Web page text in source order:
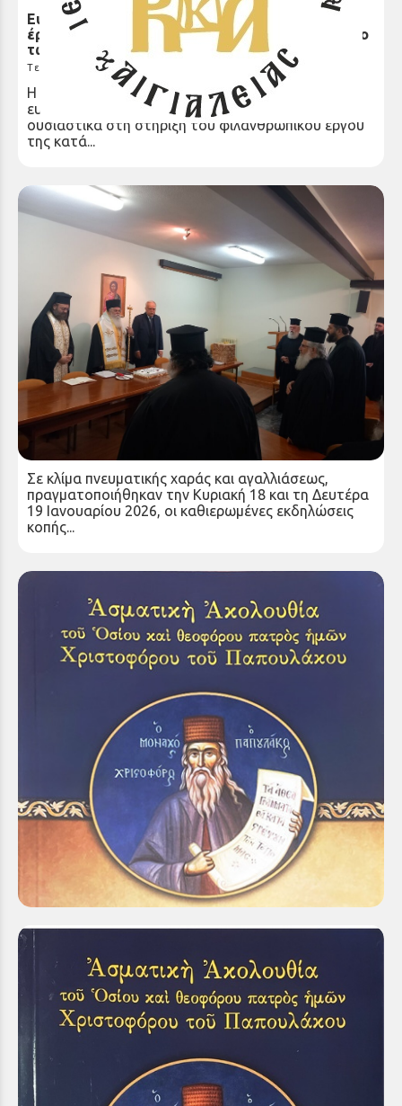
Ευχαριστίες για τη στήριξη του φιλανθρωπικού
έργου της Ιεράς Μητροπόλεως κατά την περίοδο
των Χριστουγέννων 2025
Τετάρτη 21 Ιαν 2026
Η Ιερά Μητρόπολη εκφράζει τις θερμότατες
ευχαριστίες της προς όλους όσοι συνέβαλαν
ουσιαστικά στη στήριξη του φιλανθρωπικού έργου
της κατά...
Κοπή βασιλόπιτας από τον Σεβασμιώτατο
Μητροπολίτη Καλαβρύτων και Αιγιαλείας κ.
Ιερώνυμο στα Καλάβρυτα
Δευτέρα 19 Ιαν 2026
Σε κλίμα πνευματικής χαράς και αγαλλιάσεως,
πραγματοποιήθηκαν την Κυριακή 18 και τη Δευτέρα
19 Ιανουαρίου 2026, οι καθιερωμένες εκδηλώσεις
κοπής...
Έκδοση Ασματικής Ακολουθίας Οσίου
Χριστοφόρου του Παπουλάκου
Δευτέρα 19 Ιαν 2026
Η Ιερά Μητρόπολη Καλαβρύτων και Αιγιαλείας
ευχαρίστως ανακοινώνει στον ευσεβή λαό της ότι
εξεδόθη υπ’ αυτής και έχει ήδη τεθεί...